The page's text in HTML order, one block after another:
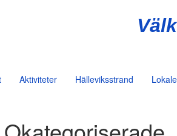
Aktiviteter Hälleviksstrand